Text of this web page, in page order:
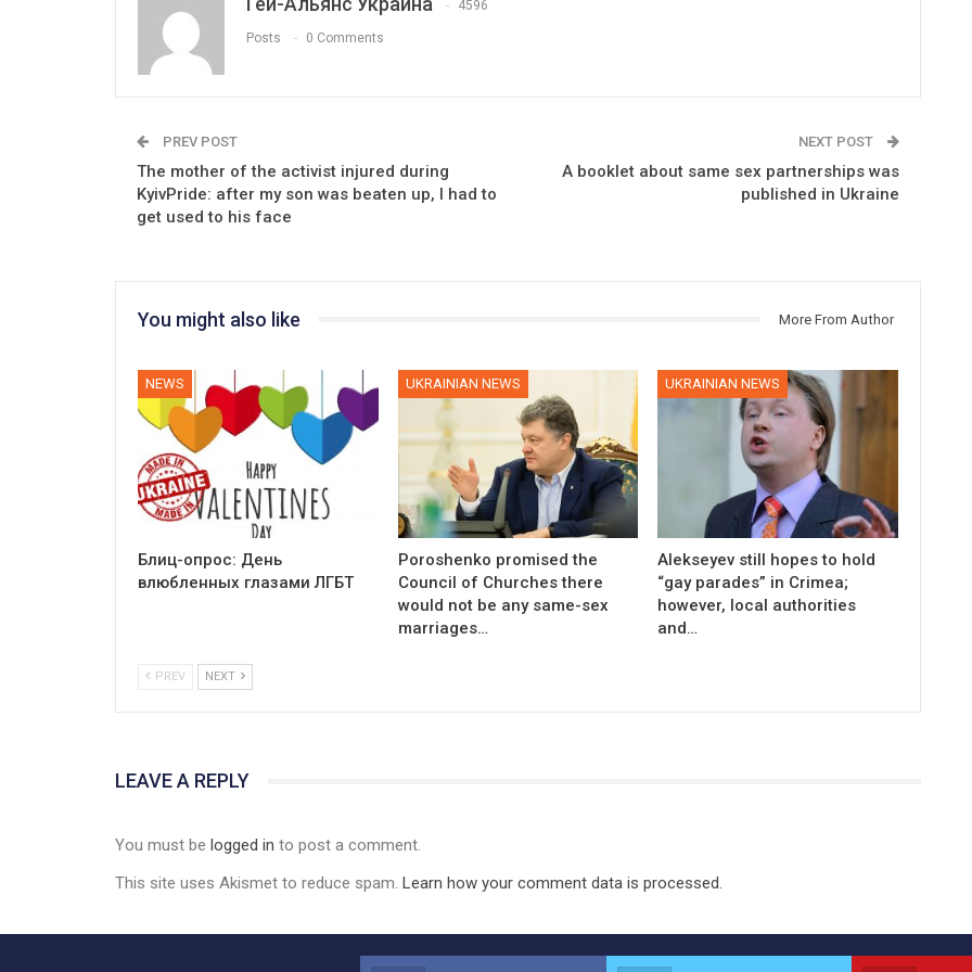
4596
Posts 0 Comments
PREV POST
The mother of the activist injured during
KyivPride: after my son was beaten up, I had to
get used to his face
NEXT POST
A booklet about same sex partnerships was
published in Ukraine
You might also like More From Author
NEWS
Блиц-опрос: День
влюбленных глазами ЛГБТ
UKRAINIAN NEWS
Poroshenko promised the
Council of Churches there
would not be any same-sex
marriages…
UKRAINIAN NEWS
Alekseyev still hopes to hold
“gay parades” in Crimea;
however, local authorities
and…
PREV NEXT
LEAVE A REPLY
You must be logged in to post a comment.
This site uses Akismet to reduce spam. Learn how your comment data is processed.